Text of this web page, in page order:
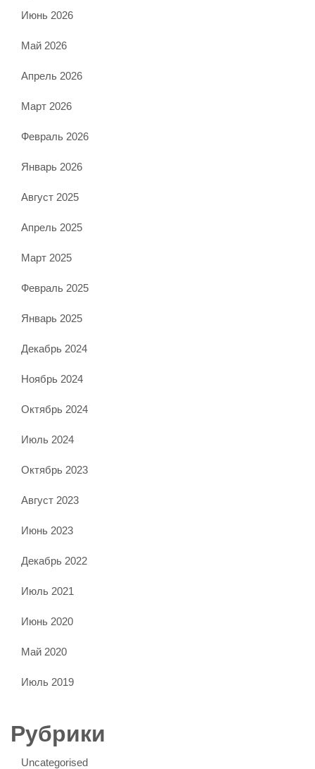
Июнь 2026
Май 2026
Апрель 2026
Март 2026
Февраль 2026
Январь 2026
Август 2025
Апрель 2025
Март 2025
Февраль 2025
Январь 2025
Декабрь 2024
Ноябрь 2024
Октябрь 2024
Июль 2024
Октябрь 2023
Август 2023
Июнь 2023
Декабрь 2022
Июль 2021
Июнь 2020
Май 2020
Июль 2019
Рубрики
Uncategorised